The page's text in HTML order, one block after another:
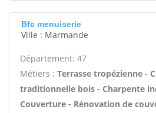
Bfc menuiserie
Ville : Marmande
Département: 47
Métiers : Terrasse tropézienne -
traditionnelle bois - Charpente
Couverture - Rénovation de